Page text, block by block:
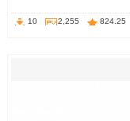
10 2,255 824.25